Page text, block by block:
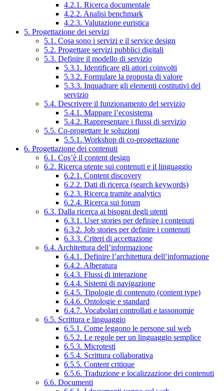
4.2.1. Ricerca documentale
4.2.2. Analisi benchmark
4.2.3. Valutazione euristica
5. Progettazione dei servizi
5.1. Cosa sono i servizi e il service design
5.2. Progettare servizi pubblici digitali
5.3. Definire il modello di servizio
5.3.1. Identificare gli attori coinvolti
5.3.2. Formulare la proposta di valore
5.3.3. Inquadrare gli elementi costitutivi del
servizio
5.4. Descrivere il funzionamento del servizio
5.4.1. Mappare l’ecosistema
5.4.2. Rappresentare i flussi di servizio
5.5. Co-progettare le soluzioni
5.5.1. Workshop di co-progettazione
6. Progettazione dei contenuti
6.1. Cos’è il content design
6.2. Ricerca utente sui contenuti e il linguaggio
6.2.1. Content discovery
6.2.2. Dati di ricerca (search keywords)
6.2.3. Ricerca tramite analytics
6.2.4. Ricerca sui forum
6.3. Dalla ricerca ai bisogni degli utenti
6.3.1. User stories per definire i contenuti
6.3.2. Job stories per definire i contenuti
6.3.3. Criteri di accettazione
6.4. Architettura dell’informazione
6.4.1. Definire l’architettura dell’informazione
6.4.2. Alberatura
6.4.3. Flussi di interazione
6.4.4. Sistemi di navigazione
6.4.5. Tipologie di contenuto (content type)
6.4.6. Ontologie e standard
6.4.7. Vocabolari controllati e tassonomie
6.5. Scrittura e linguaggio
6.5.1. Come leggono le persone sul web
6.5.2. Le regole per un linguaggio semplice
6.5.3. Microtesti
6.5.4. Scrittura collaborativa
6.5.5. Content critique
6.5.6. Traduzione e localizzazione dei contenuti
6.6. Documenti